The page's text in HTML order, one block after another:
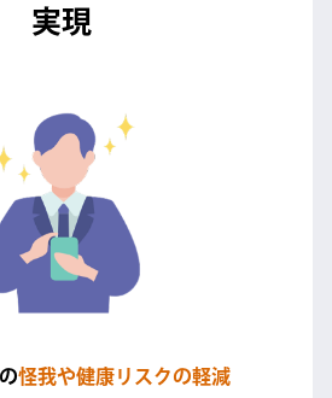
実現
怪我や健康リスクの軽減